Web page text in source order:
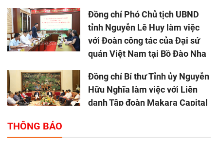
Đồng chí Phó Chủ tịch UBND
tỉnh Nguyễn Lê Huy làm việc
với Đoàn công tác của Đại sứ
quán Việt Nam tại Bồ Đào Nha
Đồng chí Bí thư Tỉnh ủy Nguyễn
Hữu Nghĩa làm việc với Liên
danh Tập đoàn Makara Capital
Tổng thu ngân sách nhà nước 9
THÔNG BÁO